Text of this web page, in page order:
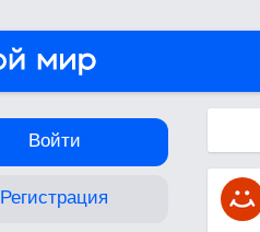
Войти
Регистрация